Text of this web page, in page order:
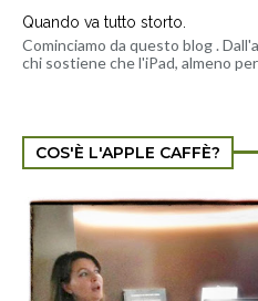
Quando va tutto storto.
Cominciamo da questo blog .
chi sostiene che l'iPad, almeno
COS'È L'APPLE CAFFÈ?